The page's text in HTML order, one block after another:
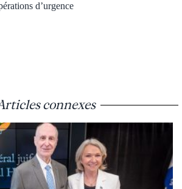
d’urgence
connexes